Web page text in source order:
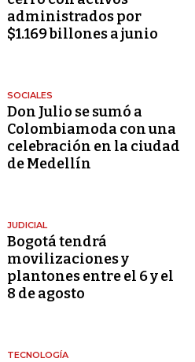
administrados por
$1.169 billones a junio
SOCIALES
Don Julio se sumó a
Colombiamoda con una
celebración en la ciudad
de Medellín
JUDICIAL
Bogotá tendrá
movilizaciones y
plantones entre el 6 y el
8 de agosto
TECNOLOGÍA